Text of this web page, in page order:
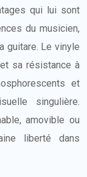
qui lui sont
du musicien,
guitare. Le vinyle
sa résistance à
et
singulière.
amovible ou
liberté dans